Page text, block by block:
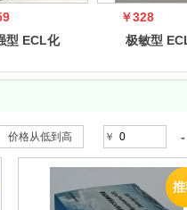
型 ECL化
盒
￥328
极敏型
盒
价格从低到高 ￥ -